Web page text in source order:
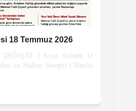
18 Temmuz 2026
DEĞİŞTİ! | Kısa Sürede İz
ve Halkın Sevgisi | Meclis